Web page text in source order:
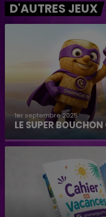
D'AUTRES JEUX
1er septembre 2025
LE SUPER